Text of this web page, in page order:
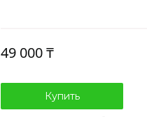
49 000 ₸
Купить